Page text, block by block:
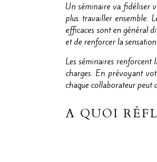
Un séminaire va fidéliser
plus travailler ensemble.
efficaces sont en général
et de renforcer la
Les séminaires renforcent
charges. En prévoyant
chaque collaborateur peut
A QUOI